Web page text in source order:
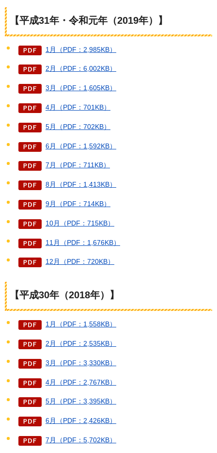
【平成31年・令和元年（2019年）】
1月（PDF：2,985KB）
2月（PDF：6,002KB）
3月（PDF：1,605KB）
4月（PDF：701KB）
5月（PDF：702KB）
6月（PDF：1,592KB）
7月（PDF：711KB）
8月（PDF：1,413KB）
9月（PDF：714KB）
10月（PDF：715KB）
11月（PDF：1,676KB）
12月（PDF：720KB）
【平成30年（2018年）】
1月（PDF：1,558KB）
2月（PDF：2,535KB）
3月（PDF：3,330KB）
4月（PDF：2,767KB）
5月（PDF：3,395KB）
6月（PDF：2,426KB）
7月（PDF：5,702KB）